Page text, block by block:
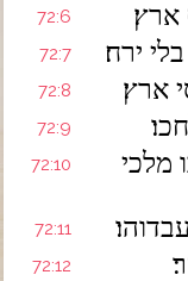
72:6
72:7 ירח׃
72:8 ארץ׃
72:9
72:10
מלכי
72:11
72:12